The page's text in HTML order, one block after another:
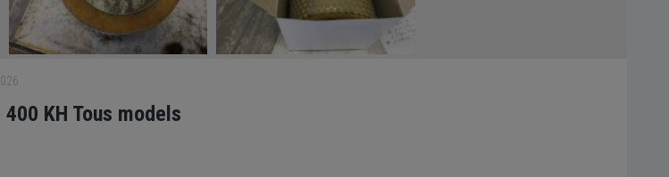
KH Tous models